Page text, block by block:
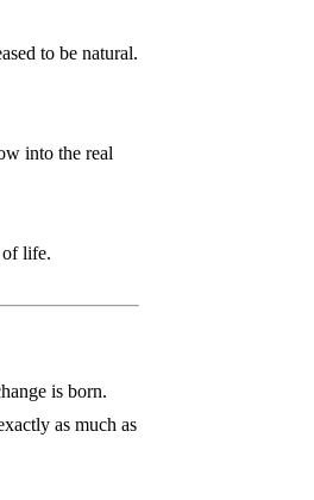
to be natural.
into the real
of life.
is born.
as much as